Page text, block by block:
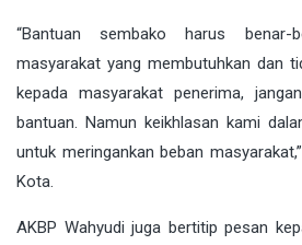
“Bantuan sembako harus benar-
masyarakat yang membutuhkan dan
kepada masyarakat penerima,
bantuan. Namun keikhlasan kami
untuk meringankan beban
Kota.
AKBP Wahyudi juga bertitip pesan